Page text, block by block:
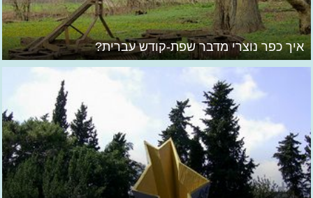
איך כפר נוצרי מדבר שפת-קודש עברית?